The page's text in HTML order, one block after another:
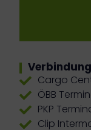
Cargo
ÖBB
PKP
Clip